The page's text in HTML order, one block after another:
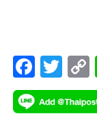
F
ac
e
T
wi
tt